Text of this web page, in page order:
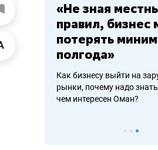
работа «Не зная
правил, бизнес
потерять
полгода»
Как бизнесу выйти на
рынки, почему надо
чем интересен Оман?